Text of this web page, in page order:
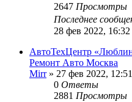
2647 Просмотры
Последнее
28 фев 2022, 16:32
АвтоТехЦентр
Ремонт Авто Москва
Mirr» 27 фев 2022, 12:51
0 Ответы
2881 Просмотры